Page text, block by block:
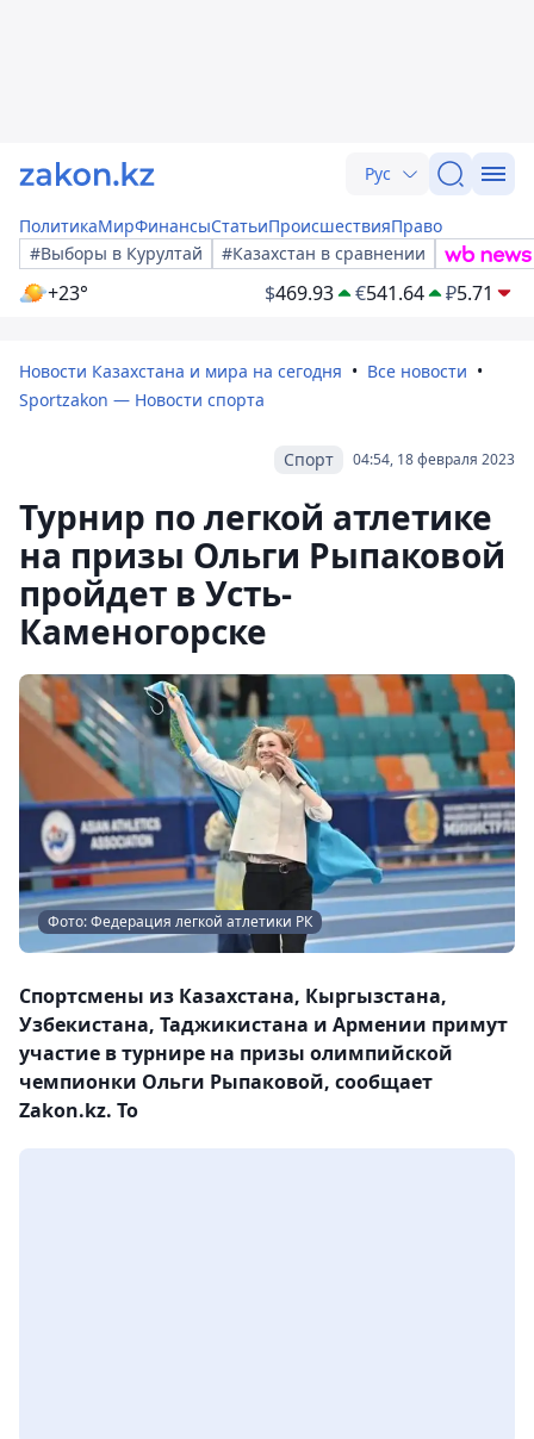
Рус
ПолитикаМирФинансыСтатьиПроисшествияПраво
#Выборы в Курултай
#Казахстан в сравнении
+23° $469.93 €541.64 ₽5.71
Новости Казахстана и мира на сегодня
Все новости
Sportzakon — Новости спорта
04:54, 18 февраля 2023
Спорт
Турнир по легкой атлетике
на призы Ольги Рыпаковой
пройдет в Усть-
Каменогорске
Фото: Федерация легкой атлетики РК
Спортсмены из Казахстана, Кыргызстана,
Узбекистана, Таджикистана и Армении примут
участие в турнире на призы олимпийской
чемпионки Ольги Рыпаковой, сообщает
Zakon.kz. То